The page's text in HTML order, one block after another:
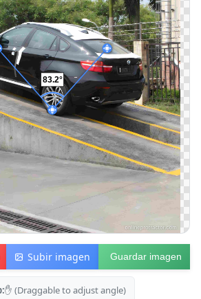
✋ (Draggable to adjust angle)
Subir imagen Guardar imagen